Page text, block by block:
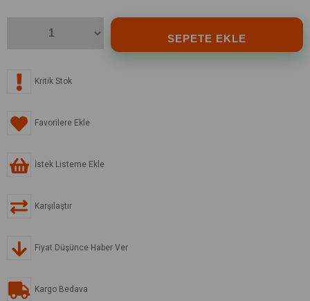
Kritik Stok
Favorilere Ekle
İstek Listeme Ekle
Karşılaştır
Fiyat Düşünce Haber Ver
Kargo Bedava